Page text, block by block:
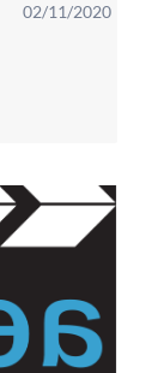
02/11/2020